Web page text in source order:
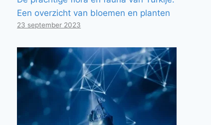
Een overzicht van bloemen en planten
23 september 2023